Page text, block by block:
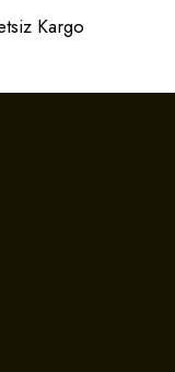
Kargo